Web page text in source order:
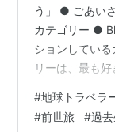
う」 ● ごあい
カテゴリー ●
ションしてい
リーは、最も
た。 ▶︎ ごあい
リーディング
#地球トラベラ
#前世旅 #過